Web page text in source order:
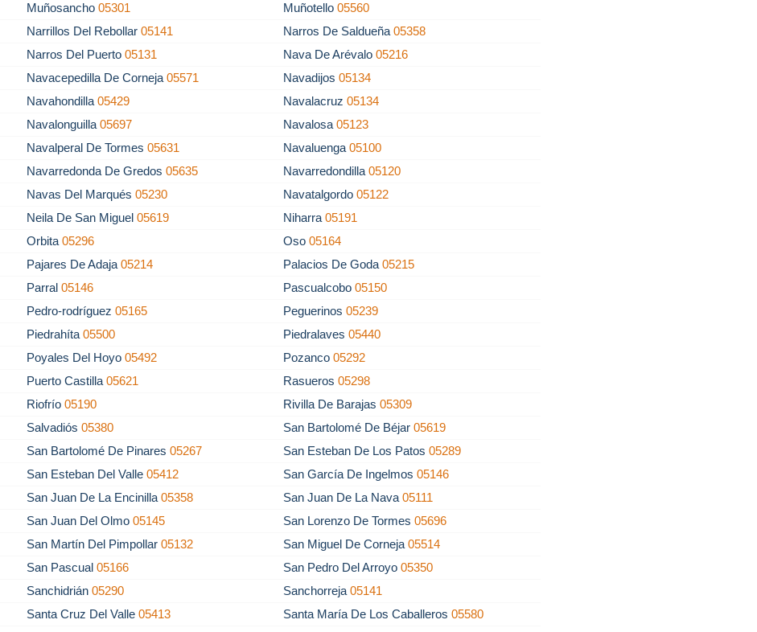
Muñosancho05301 Muñotello05560
Narrillos Del Rebollar05141 Narros De Saldueña05358
Narros Del Puerto05131 Nava De Arévalo05216
Navacepedilla De Corneja05571 Navadijos05134
Navahondilla05429 Navalacruz05134
Navalonguilla05697 Navalosa05123
Navalperal De Tormes05631 Navaluenga05100
Navarredonda De Gredos05635 Navarredondilla05120
Navas Del Marqués05230 Navatalgordo05122
Neila De San Miguel05619 Niharra05191
Orbita05296 Oso05164
Pajares De Adaja05214 Palacios De Goda05215
Parral05146 Pascualcobo05150
Pedro-rodríguez05165 Peguerinos05239
Piedrahíta05500 Piedralaves05440
Poyales Del Hoyo05492 Pozanco05292
Puerto Castilla05621 Rasueros05298
Riofrío05190 Rivilla De Barajas05309
Salvadiós05380 San Bartolomé De Béjar05619
San Bartolomé De Pinares05267 San Esteban De Los Patos05289
San Esteban Del Valle05412 San García De Ingelmos05146
San Juan De La Encinilla05358 San Juan De La Nava05111
San Juan Del Olmo05145 San Lorenzo De Tormes05696
San Martín Del Pimpollar05132 San Miguel De Corneja05514
San Pascual05166 San Pedro Del Arroyo05350
Sanchidrián05290 Sanchorreja05141
Santa Cruz Del Valle05413 Santa María De Los Caballeros05580